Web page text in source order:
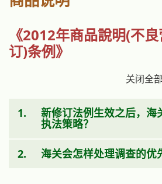
《2012年商品說明(不
订)条例》
关闭全部
1. 新修订法例生效之后，海
执法策略？
2. 海关会怎样处理调查的优